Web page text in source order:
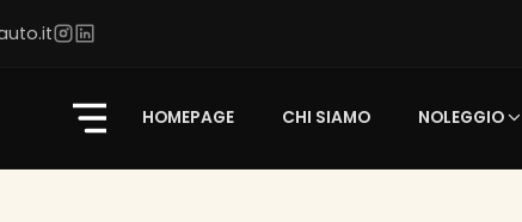
HOMEPAGE CHI SIAMO NOLEGGIO